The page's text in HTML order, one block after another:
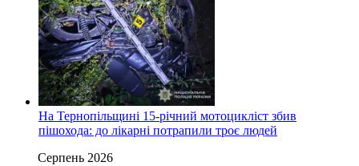
На Тернопільщині 15-річний мотоцикліст збив
пішохода: до лікарні потрапили троє людей
Серпень 2026